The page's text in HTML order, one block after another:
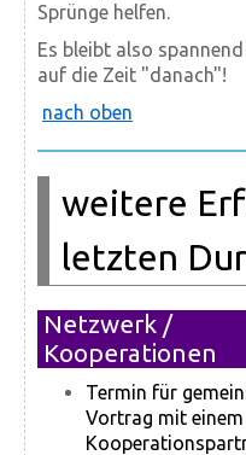
Sprünge helfen.
Es bleibt also
auf die Zeit "danach"!
nach oben
weitere
letzten
Netzwerk /
Kooperationen
Termin für
Vortrag mit einem